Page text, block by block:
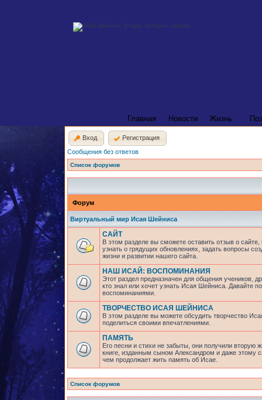
Главная Новости Жизнь
Вход
Регистрация
Сообщения без ответов
Список форумов
Форум
Виртуальный мир Исая Шейниса
САЙТ
В этом разделе вы сможете оставить отзыв о
узнать о грядущих обновлениях, задать вопросы
жизни и развитии нашего сайта.
НАШ ИСАЙ: ВОСПОМИНАНИЯ
Этот раздел предназначен для общения учеников,
кто знал или хочет узнать Исая Шейниса. Давайте
воспоминаниями.
ТВОРЧЕСТВО ИСАЯ ШЕЙНИСА
В этом разделе вы можете обсудить творчество
поделиться своими впечатлениями.
ПАМЯТЬ
Его песни и стихи не забыты, они получили вторую
книге, изданным сыном Александром и даже этому
чем продолжает жить память об Исае.
Список форумов